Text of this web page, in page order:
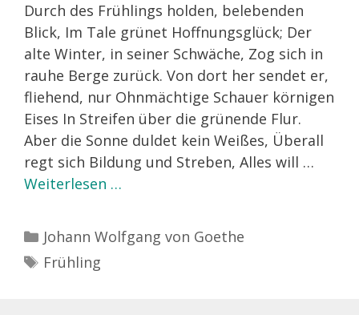
Durch des Frühlings holden, belebenden
Blick, Im Tale grünet Hoffnungsglück; Der
alte Winter, in seiner Schwäche, Zog sich in
rauhe Berge zurück. Von dort her sendet er,
fliehend, nur Ohnmächtige Schauer körnigen
Eises In Streifen über die grünende Flur.
Aber die Sonne duldet kein Weißes, Überall
regt sich Bildung und Streben, Alles will …
Weiterlesen …
Kategorien
Johann Wolfgang von Goethe
Schlagwörter
Frühling